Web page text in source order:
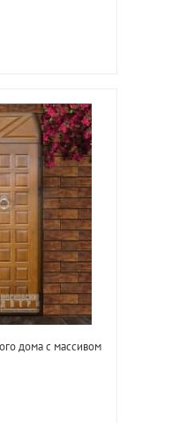
дома с массивом